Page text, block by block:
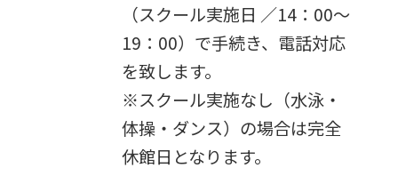
（スクール実施日 ／14：00〜
19：00）で手続き、電話対応
を致します。
※スクール実施なし（水泳・
体操・ダンス）の場合は完全
休館日となります。